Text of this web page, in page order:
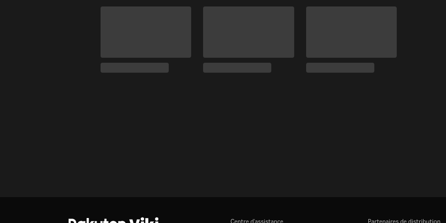
Centre d'assistance Partenaires de distribution